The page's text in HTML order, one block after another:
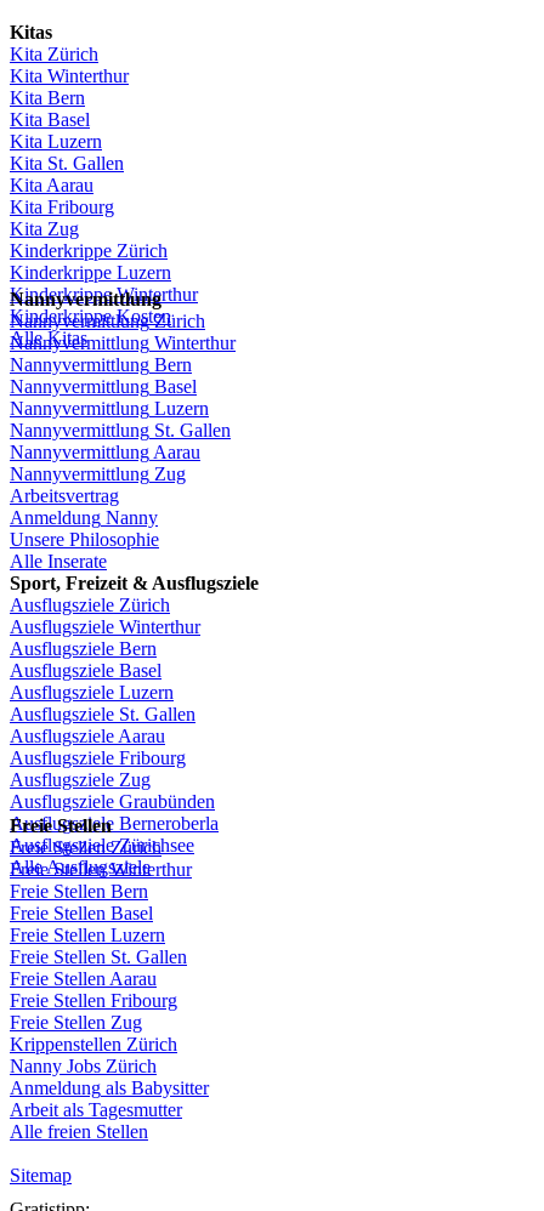
Kitas
Kita Zürich
Kita Winterthur
Kita Bern
Kita Basel
Kita Luzern
Kita St. Gallen
Kita Aarau
Kita Fribourg
Kita Zug
Kinderkrippe Zürich
Kinderkrippe Luzern
KinderkrippeWinterthur
Kinderkrippe Kosten
Alle Kitas
Nannyvermittlung
Nannyvermittlung Zürich
Nannyvermittlung Winterthur
Nannyvermittlung Bern
Nannyvermittlung Basel
Nannyvermittlung Luzern
Nannyvermittlung St. Gallen
Nannyvermittlung Aarau
Nannyvermittlung Zug
Arbeitsvertrag
Anmeldung Nanny
Unsere Philosophie
Alle Inserate
Sport, Freizeit & Ausflugsziele
Ausflugsziele Zürich
Ausflugsziele Winterthur
Ausflugsziele Bern
Ausflugsziele Basel
Ausflugsziele Luzern
Ausflugsziele St. Gallen
Ausflugsziele Aarau
Ausflugsziele Fribourg
Ausflugsziele Zug
Ausflugsziele Graubünden
Ausflugsziele Berneroberla
Ausflugsziele Zürichsee
Alle Ausflugsziele
Freie Stellen
Freie Stellen Zürich
Freie StellenWinterthur
Freie Stellen Bern
Freie Stellen Basel
Freie Stellen Luzern
Freie Stellen St. Gallen
Freie Stellen Aarau
Freie Stellen Fribourg
Freie Stellen Zug
Krippenstellen Zürich
Nanny Jobs Zürich
Anmeldung als Babysitter
Arbeit als Tagesmutter
Alle freien Stellen
Sitemap